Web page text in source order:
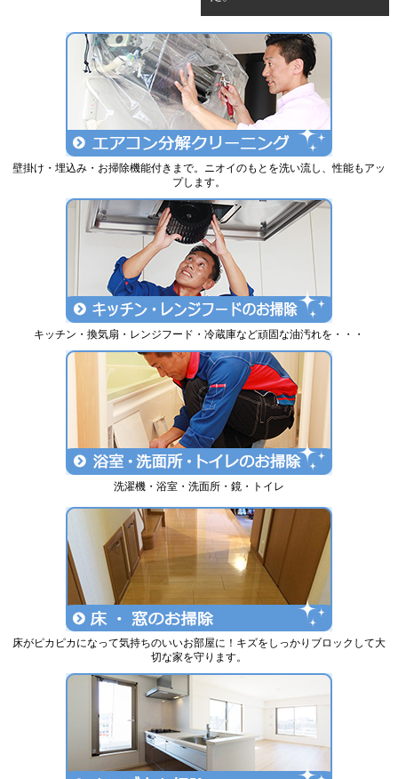
壁掛け・埋込み・お掃除機能付きまで。ニオイのもとを洗い流し、性能もアッ
プします。
キッチン・換気扇・レンジフード・冷蔵庫など頑固な油汚れを・・・
洗濯機・浴室・洗面所・鏡・トイレ
床がピカピカになって気持ちのいいお部屋に！キズをしっかりブロックして大
切な家を守ります。